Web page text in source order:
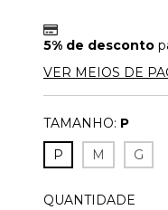
5% de desconto
VER MEIOS DE
TAMANHO: P
P
M G
QUANTIDADE